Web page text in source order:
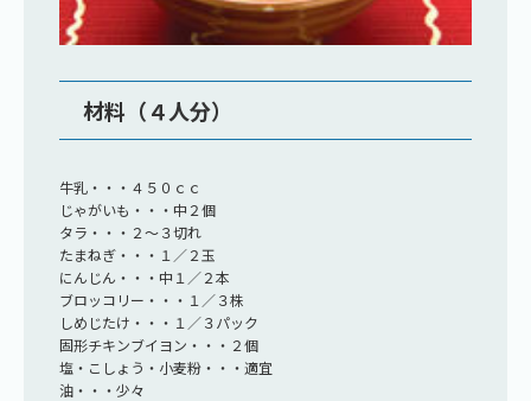
材料（４人分）
牛乳・・・４５０ｃｃ
じゃがいも・・・中２個
タラ・・・２～３切れ
たまねぎ・・・１／２玉
にんじん・・・中１／２本
ブロッコリー・・・１／３株
しめじたけ・・・１／３パック
固形チキンブイヨン・・・２個
塩・こしょう・小麦粉・・・適宜
油・・・少々